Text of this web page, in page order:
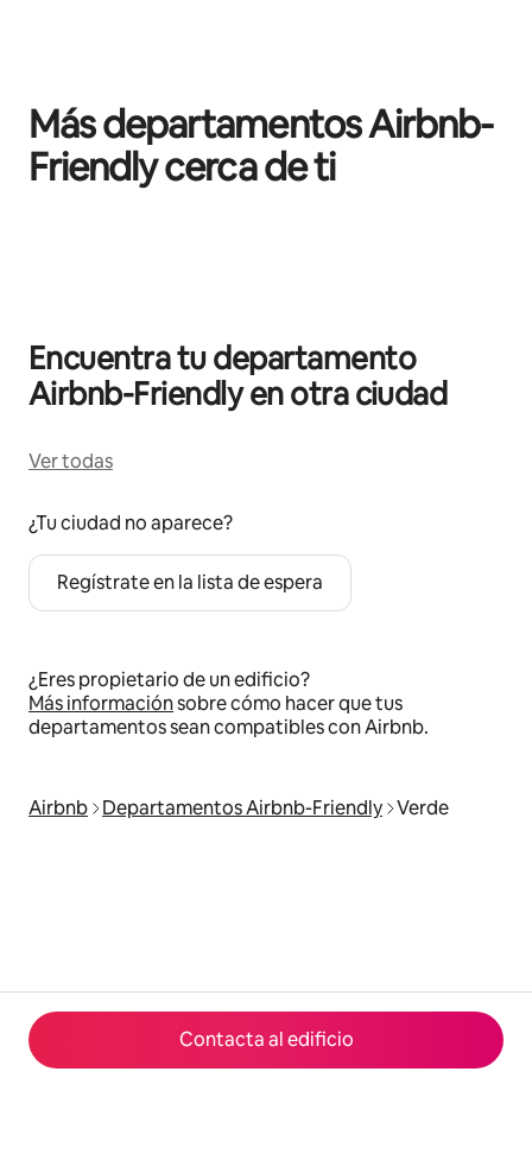
Contacta al edificio
Más departamentos Airbnb-
Friendly cerca de ti
Encuentra tu departamento
Airbnb-Friendly en otra ciudad
Ver todas
¿Tu ciudad no aparece?
Regístrate en la lista de espera
¿Eres propietario de un edificio?
Más informaciónsobre cómo hacer que tus
departamentos sean compatibles con Airbnb.
Airbnb Departamentos Airbnb-Friendly Verde